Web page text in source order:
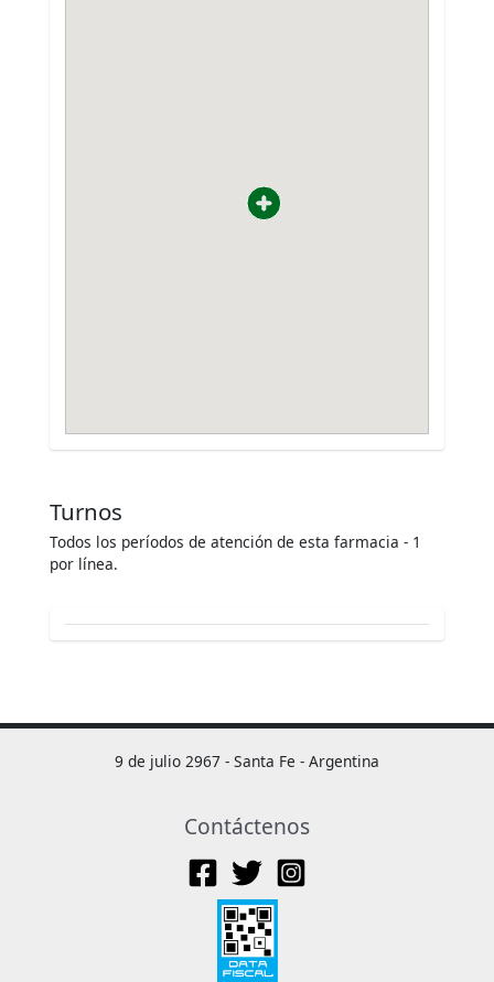
Turnos
Todos los períodos de atención de esta farmacia - 1
por línea.
9 de julio 2967 - Santa Fe - Argentina
Contáctenos